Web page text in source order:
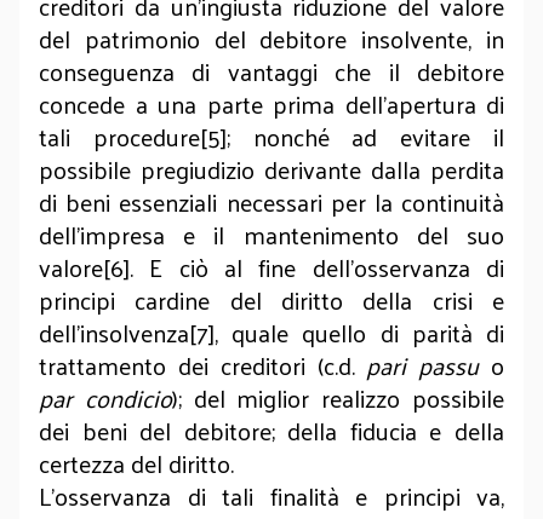
del patrimonio del debitore insolvente, in
conseguenza di vantaggi che il debitore
concede a una parte prima dell'apertura di
tali procedure[5]; nonché ad evitare il
possibile pregiudizio derivante dalla perdita
di beni essenziali necessari per la continuità
dell’impresa e il mantenimento del suo
valore[6]. E ciò al fine dell’osservanza di
principi cardine del diritto della crisi e
dell’insolvenza[7], quale quello di parità di
trattamento dei creditori (c.d. pari passuo
par condicio); del miglior realizzo possibile
dei beni del debitore; della fiducia e della
certezza del diritto.
L’osservanza di tali finalità e principi va,